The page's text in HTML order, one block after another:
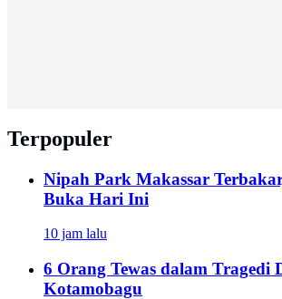
Terpopuler
Nipah Park Makassar
Buka Hari Ini
10 jam lalu
6 Orang Tewas dalam Tragedi
Kotamobagu